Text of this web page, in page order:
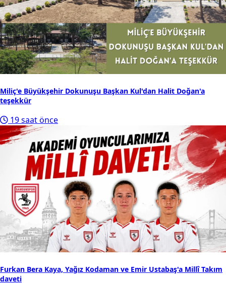
Miliç'e Büyükşehir Dokunuşu Başkan Kul'dan Halit Doğan'a
teşekkür
19 saat önce
Furkan Bera Kaya, Yağız Kodaman ve Emir Ustabaş'a Millî Takım
daveti